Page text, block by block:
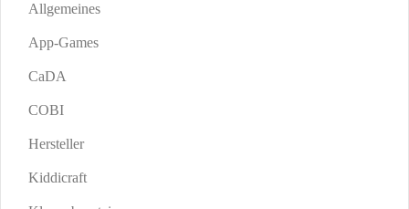
Allgemeines
App-Games
CaDA
COBI
Hersteller
Kiddicraft